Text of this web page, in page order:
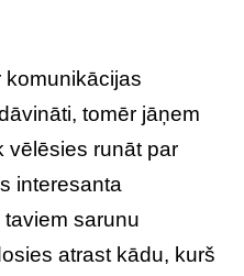
tomēr jāņem
vēlēsies runāt par
interesanta
sarunu
atrast kādu, kurš